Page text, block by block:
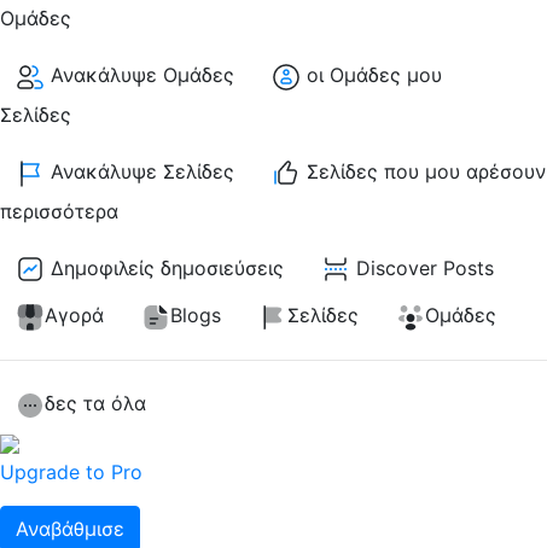
Ομάδες
Ανακάλυψε Ομάδες
οι Ομάδες μου
Σελίδες
Ανακάλυψε Σελίδες
Σελίδες που μου αρέσουν
περισσότερα
Δημοφιλείς δημοσιεύσεις
Discover Posts
Αγορά
Blogs Σελίδες Ομάδες
δες τα όλα
Upgrade to Pro
Αναβάθμισε